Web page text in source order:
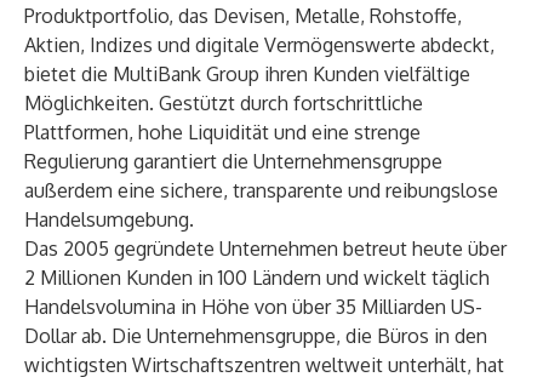
Produktportfolio, das Devisen, Metalle, Rohstoffe,
Aktien, Indizes und digitale Vermögenswerte abdeckt,
bietet die MultiBank Group ihren Kunden vielfältige
Möglichkeiten. Gestützt durch fortschrittliche
Plattformen, hohe Liquidität und eine strenge
Regulierung garantiert die Unternehmensgruppe
außerdem eine sichere, transparente und reibungslose
Handelsumgebung.
Das 2005 gegründete Unternehmen betreut heute über
2 Millionen Kunden in 100 Ländern und wickelt täglich
Handelsvolumina in Höhe von über 35 Milliarden US-
Dollar ab. Die Unternehmensgruppe, die Büros in den
wichtigsten Wirtschaftszentren weltweit unterhält, hat